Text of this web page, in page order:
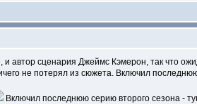
автор сценария Джеймс Кэмерон, так что
не потерял из сюжета. Включил
Включил последнюю серию второго сезона -